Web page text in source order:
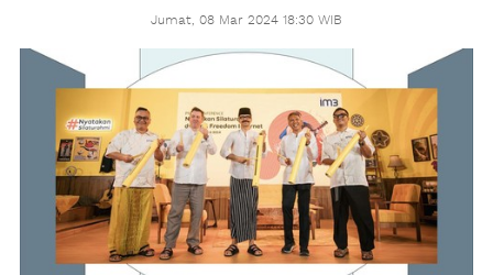
Jumat, 08 Mar 2024 18:30 WIB